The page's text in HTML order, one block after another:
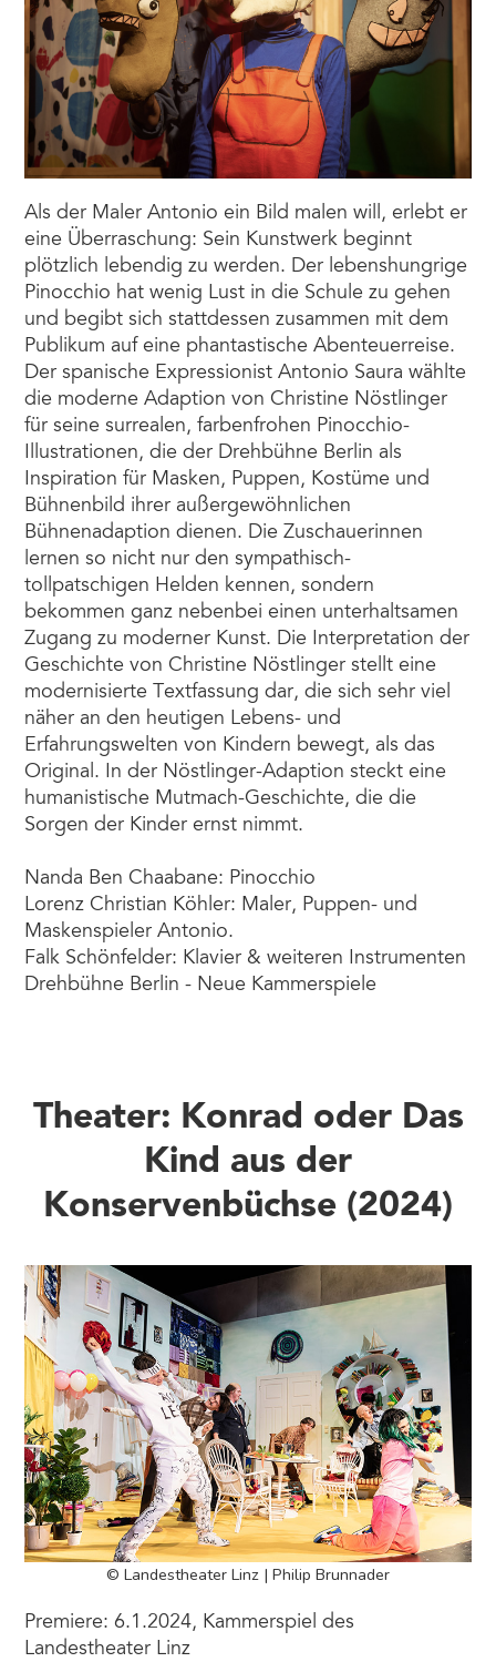
Als der Maler Antonio ein Bild malen will, erlebt er
eine Überraschung: Sein Kunstwerk beginnt
plötzlich lebendig zu werden. Der lebenshungrige
Pinocchio hat wenig Lust in die Schule zu gehen
und begibt sich stattdessen zusammen mit dem
Publikum auf eine phantastische Abenteuerreise.
Der spanische Expressionist Antonio Saura wählte
die moderne Adaption von Christine Nöstlinger
für seine surrealen, farbenfrohen Pinocchio-
Illustrationen, die der Drehbühne Berlin als
Inspiration für Masken, Puppen, Kostüme und
Bühnenbild ihrer außergewöhnlichen
Bühnenadaption dienen. Die Zuschauerinnen
lernen so nicht nur den sympathisch-
tollpatschigen Helden kennen, sondern
bekommen ganz nebenbei einen unterhaltsamen
Zugang zu moderner Kunst. Die Interpretation der
Geschichte von Christine Nöstlinger stellt eine
modernisierte Textfassung dar, die sich sehr viel
näher an den heutigen Lebens- und
Erfahrungswelten von Kindern bewegt, als das
Original. In der Nöstlinger-Adaption steckt eine
humanistische Mutmach-Geschichte, die die
Sorgen der Kinder ernst nimmt.
Nanda Ben Chaabane: Pinocchio
Lorenz Christian Köhler: Maler, Puppen- und
Maskenspieler Antonio.
Falk Schönfelder: Klavier & weiteren Instrumenten
Drehbühne Berlin - Neue Kammerspiele
Theater: Konrad oder Das
Kind aus der
Konservenbüchse (2024)
© Landestheater Linz | Philip Brunnader
Premiere: 6.1.2024, Kammerspiel des
Landestheater Linz